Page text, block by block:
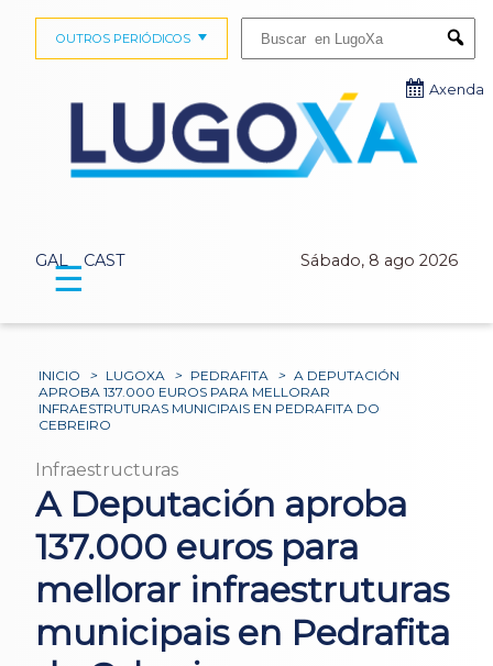
GAL CAST Sábado, 8 ago 2026
OUTROS PERIÓDICOS
Axenda
☰
INICIO > LUGOXA > PEDRAFITA > A DEPUTACIÓN
APROBA 137.000 EUROS PARA MELLORAR
INFRAESTRUTURAS MUNICIPAIS EN PEDRAFITA DO
CEBREIRO
Infraestructuras
A Deputación aproba
137.000 euros para
mellorar infraestruturas
municipais en Pedrafita